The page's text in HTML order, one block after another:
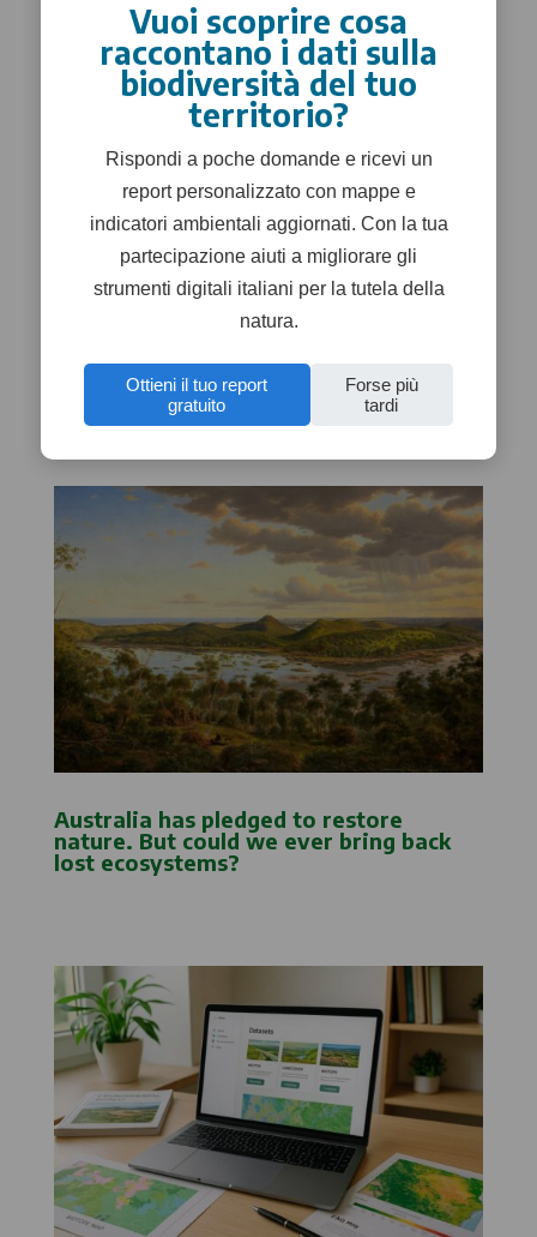
prospettive per la Sottoregione Mar
Ionio-Mediterraneo Centrale
Australia has pledged to restore
nature. But could we ever bring back
lost ecosystems?
Vuoi scoprire cosa
raccontano i dati sulla
biodiversità del tuo
territorio?
Rispondi a poche domande e ricevi un
report personalizzato con mappe e
indicatori ambientali aggiornati. Con la tua
partecipazione aiuti a migliorare gli
strumenti digitali italiani per la tutela della
natura.
Ottieni il tuo report
gratuito
Forse più
tardi